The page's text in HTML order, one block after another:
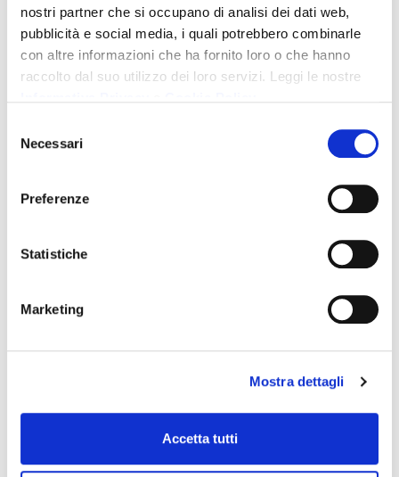
nostri partner che si occupano di analisi dei dati web,
pubblicità e social media, i quali potrebbero combinarle
con altre informazioni che ha fornito loro o che hanno
raccolto dal suo utilizzo dei loro servizi. Leggi le nostre
delNecessari
Preferenze
Statistiche
Marketing
Mostra dettagli
Accetta tutti
dote innata.
Come cita un proverbio cinese:“Se non sai
In conclusione, forma il tuo staff, è il più
possa fare!